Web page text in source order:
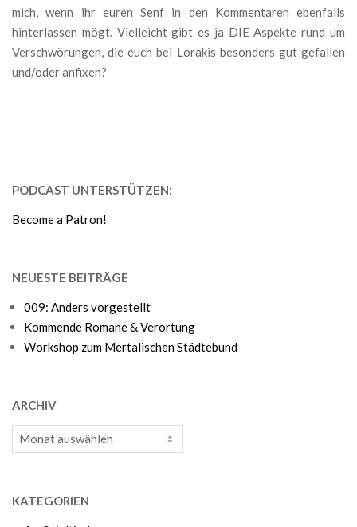
mich, wenn ihr euren Senf in den Kommentaren ebenfalls
hinterlassen mögt. Vielleicht gibt es ja DIE Aspekte rund um
Verschwörungen, die euch bei Lorakis besonders gut gefallen
und/oder anfixen?
PODCAST UNTERSTÜTZEN:
Become a Patron!
NEUESTE BEITRÄGE
009: Anders vorgestellt
Kommende Romane & Verortung
Workshop zum Mertalischen Städtebund
ARCHIV
Archiv
KATEGORIEN